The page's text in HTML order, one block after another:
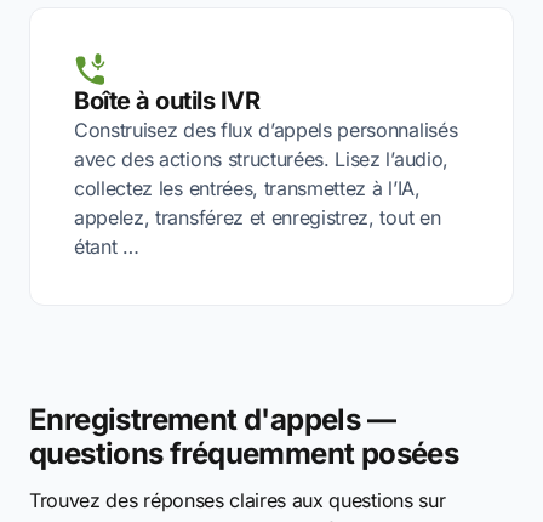
Boîte à outils IVR
Construisez des flux d’appels personnalisés
avec des actions structurées. Lisez l’audio,
collectez les entrées, transmettez à l’IA,
appelez, transférez et enregistrez, tout en
étant …
Enregistrement d'appels —
questions fréquemment posées
Trouvez des réponses claires aux questions sur